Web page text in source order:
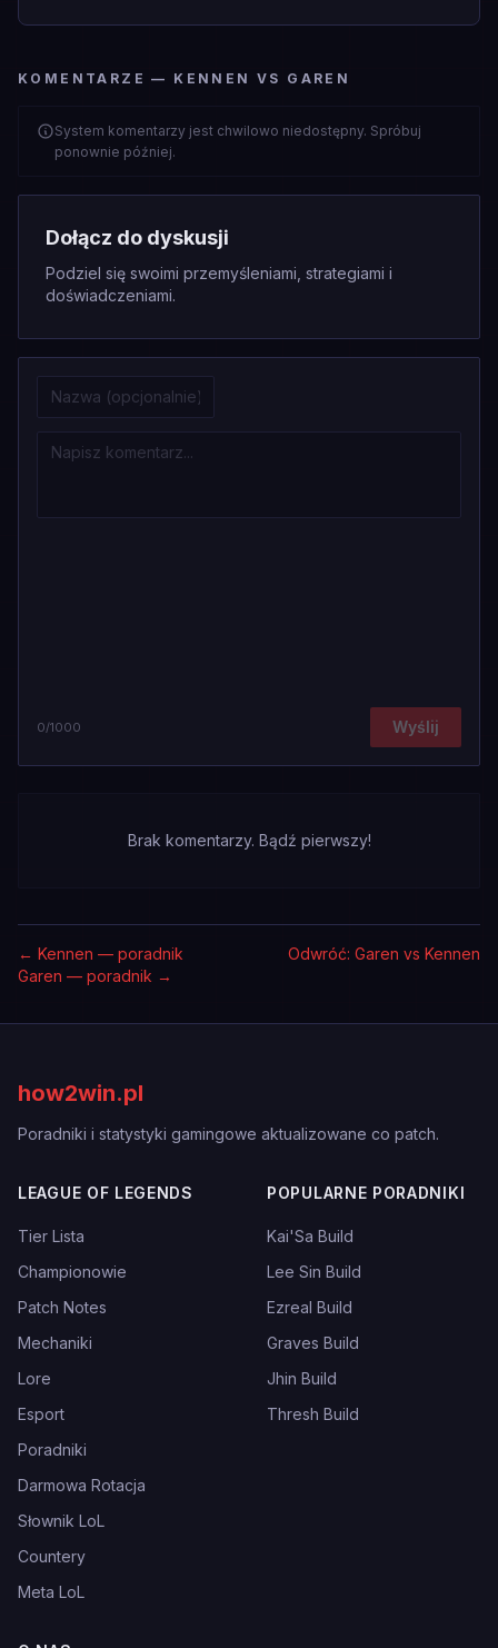
KOMENTARZE — KENNEN VS GAREN
System komentarzy jest chwilowo niedostępny. Spróbuj
ponownie później.
Dołącz do dyskusji
Podziel się swoimi przemyśleniami, strategiami i
doświadczeniami.
0/1000 Wyślij
Brak komentarzy. Bądź pierwszy!
← Kennen — poradnik
Odwróć: Garen vs Kennen
Garen — poradnik →
how2win.pl
Poradniki i statystyki gamingowe aktualizowane co patch.
LEAGUE OF LEGENDS
Tier Lista
Championowie
Patch Notes
Mechaniki
Lore
Esport
Poradniki
Darmowa Rotacja
Słownik LoL
Countery
Meta LoL
POPULARNE PORADNIKI
Kai'Sa Build
Lee Sin Build
Ezreal Build
Graves Build
Jhin Build
Thresh Build